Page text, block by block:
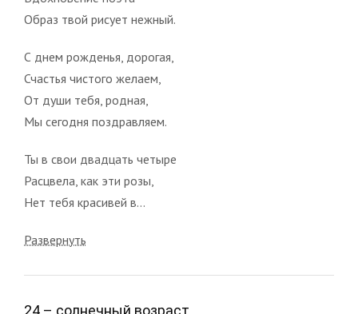
Образ твой рисует нежный.
С днем рожденья, дорогая,
Счастья чистого желаем,
От души тебя, родная,
Мы сегодня поздравляем.
Ты в свои двадцать четыре
Расцвела, как эти розы,
Нет тебя красивей в...
Развернуть
24 – солнечный возраст